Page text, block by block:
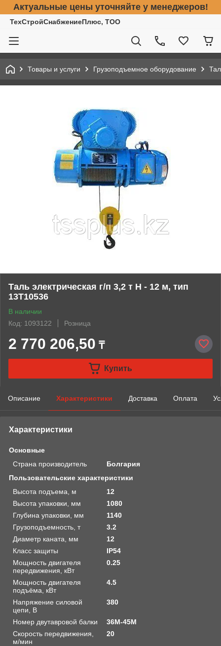
Актуальные цены уточняйте у менеджеров!
ТехСтройСнабжениеПлюс, ТОО
Товары и услуги Грузоподъемное оборудование
Таль электрическая г/п 3,2 т Н - 12 м, тип
13Т10536
В наличии
Код: 1093122
Розница
2 770 206,50 ₸
Купить
Описание Характеристики Доставка Оплата
Характеристики
Основные
Страна производитель
Болгария
Пользовательские характеристики
Высота подъема, м
12
Высота упаковки, мм
1080
Глубина упаковки, мм
1140
Грузоподъемность, т
3.2
Диаметр каната, мм
12
Класс защиты
IP54
Мощность двигателя
передвижения, кВт
0.25
Мощность двигателя
подъёма, кВт
4.5
Напряжение силовой
цепи, В
380
Номер двутавровой балки
36М-45М
Скорость передвижения,
м/мин
20